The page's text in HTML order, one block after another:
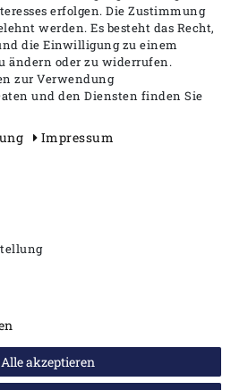
SET Dusch WC mit
+ Deckel + Schallschutzset
Palette
erfolgen. Die Zustimmung
werden. Es besteht das Recht,
die Einwilligung zu einem
ändern oder zu widerrufen.
zur Verwendung
und den Diensten finden Sie
Impressum
Alle akzeptieren